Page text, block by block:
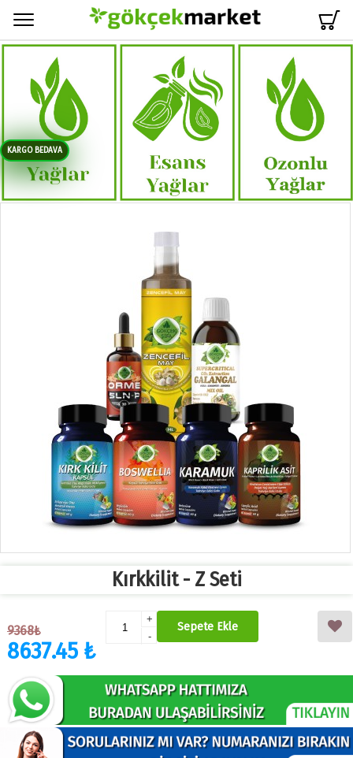
KARGO BEDAVA
Kırkkilit - Z Seti
9368₺
8637.45 ₺
+
-
Sepete Ekle